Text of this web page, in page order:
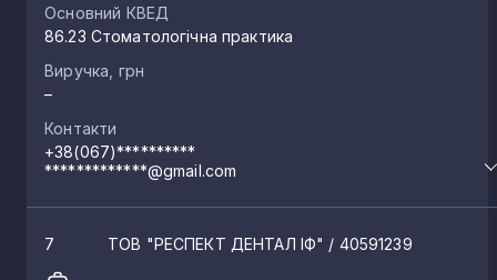
Основний КВЕД
86.23 Стоматологічна практика
Виручка, грн
–
Контакти
+38(067)**********
*************@gmail.com
7 ТОВ "РЕСПЕКТ ДЕНТАЛ ІФ" / 40591239